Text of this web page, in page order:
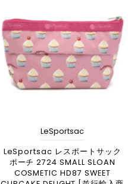
LeSportsac
LeSportsac レスポートサック
ポーチ 2724 SMALL SLOAN
COSMETIC HD87 SWEET